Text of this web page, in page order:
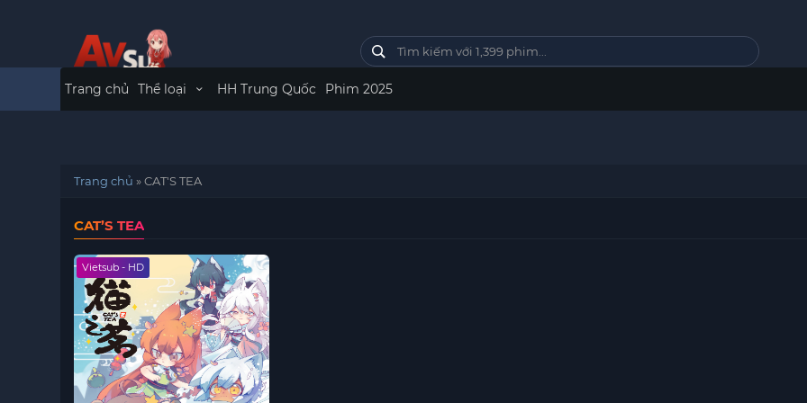
Trang chủ Thể loại HH Trung Quốc Phim 2025
Trang chủ »CAT'S TEA
CAT’S TEA
Vietsub - HD